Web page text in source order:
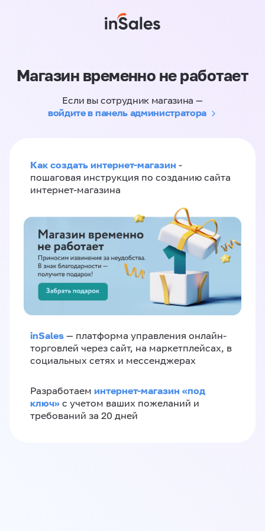
Магазин временно не работает
Если вы сотрудник магазина —
войдите в панель администратора
Как создать интернет-магазин -
пошаговая инструкция по созданию сайта
интернет-магазина
inSales — платформа управления онлайн-
торговлей через сайт, на маркетплейсах, в
социальных сетях и мессенджерах
Разработаем интернет-магазин «‎под
ключ»‎ с учетом ваших пожеланий и
требований за 20 дней